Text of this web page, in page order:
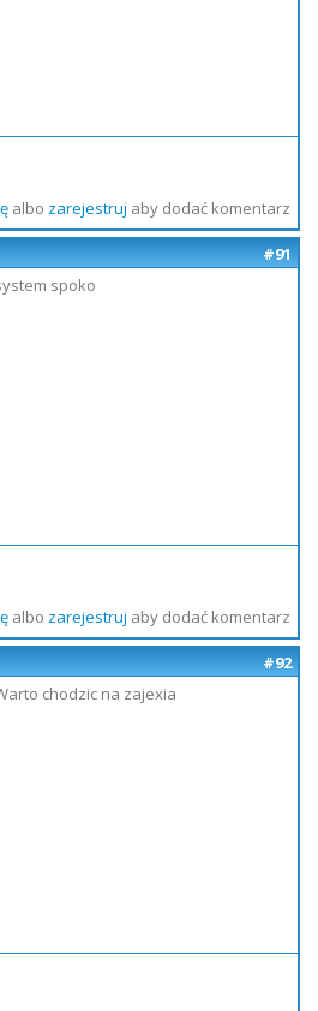
albo zarejestruj aby dodać komentarz
#91
spoko
albo zarejestruj aby dodać komentarz
#92
chodzic na zajexia